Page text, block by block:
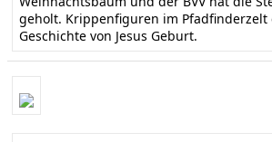
geholt. Krippenfiguren im Pfadfinderzelt
Geschichte von Jesus Geburt.